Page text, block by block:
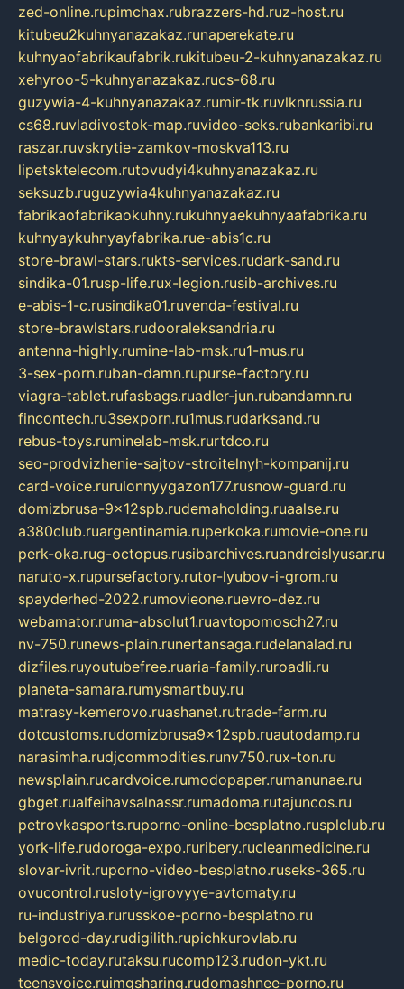
zed-online.rupimchax.rubrazzers-hd.ruz-host.ru
kitubeu2kuhnyanazakaz.runaperekate.ru
kuhnyaofabrikaufabrik.rukitubeu-2-kuhnyanazakaz.ru
xehyroo-5-kuhnyanazakaz.rucs-68.ru
guzywia-4-kuhnyanazakaz.rumir-tk.ruvlknrussia.ru
cs68.ruvladivostok-map.ruvideo-seks.rubankaribi.ru
raszar.ruvskrytie-zamkov-moskva113.ru
lipetsktelecom.rutovudyi4kuhnyanazakaz.ru
seksuzb.ruguzywia4kuhnyanazakaz.ru
fabrikaofabrikaokuhny.rukuhnyaekuhnyaafabrika.ru
kuhnyaykuhnyayfabrika.rue-abis1c.ru
store-brawl-stars.rukts-services.rudark-sand.ru
sindika-01.rusp-life.rux-legion.rusib-archives.ru
e-abis-1-c.rusindika01.ruvenda-festival.ru
store-brawlstars.rudooraleksandria.ru
antenna-highly.rumine-lab-msk.ru1-mus.ru
3-sex-porn.ruban-damn.rupurse-factory.ru
viagra-tablet.rufasbags.ruadler-jun.rubandamn.ru
fincontech.ru3sexporn.ru1mus.rudarksand.ru
rebus-toys.ruminelab-msk.rurtdco.ru
seo-prodvizhenie-sajtov-stroitelnyh-kompanij.ru
card-voice.rurulonnyygazon177.rusnow-guard.ru
domizbrusa-9x12spb.rudemaholding.ruaalse.ru
a380club.ruargentinamia.ruperkoka.rumovie-one.ru
perk-oka.rug-octopus.rusibarchives.ruandreislyusar.ru
naruto-x.rupursefactory.rutor-lyubov-i-grom.ru
spayderhed-2022.rumovieone.ruevro-dez.ru
webamator.ruma-absolut1.ruavtopomosch27.ru
nv-750.runews-plain.runertansaga.rudelanalad.ru
dizfiles.ruyoutubefree.ruaria-family.ruroadli.ru
planeta-samara.rumysmartbuy.ru
matrasy-kemerovo.ruashanet.rutrade-farm.ru
dotcustoms.rudomizbrusa9x12spb.ruautodamp.ru
narasimha.rudjcommodities.runv750.rux-ton.ru
newsplain.rucardvoice.rumodopaper.rumanunae.ru
gbget.rualfeihavsalnassr.rumadoma.rutajuncos.ru
petrovkasports.ruporno-online-besplatno.rusplclub.ru
york-life.rudoroga-expo.ruribery.rucleanmedicine.ru
slovar-ivrit.ruporno-video-besplatno.ruseks-365.ru
ovucontrol.rusloty-igrovyye-avtomaty.ru
ru-industriya.rurusskoe-porno-besplatno.ru
belgorod-day.rudigilith.rupichkurovlab.ru
medic-today.rutaksu.rucomp123.rudon-ykt.ru
teensvoice.ruimgsharing.rudomashnee-porno.ru